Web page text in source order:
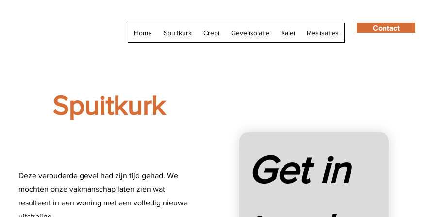
Home Spuitkurk Crepi Gevelisolatie Kalei Realisaties
Contact
Spuitkurk
Deze verouderde gevel had zijn tijd gehad. We
mochten onze vakmanschap laten zien wat
resulteert in een woning met een volledig nieuwe
Get in